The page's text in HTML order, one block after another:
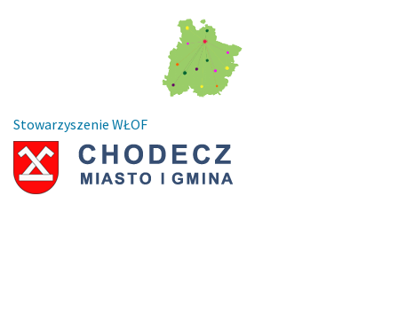
Stowarzyszenie WŁOF